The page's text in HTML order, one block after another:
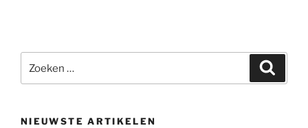
naar:
NIEUWSTE ARTIKELEN